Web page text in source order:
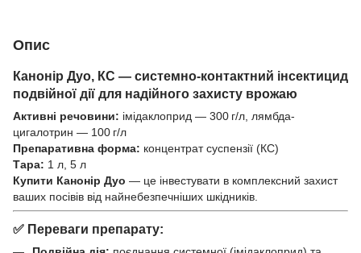
Опис
Канонір Дуо, КС — системно-контактний інсектицид
подвійної дії для надійного захисту врожаю
Активні речовини: імідаклоприд — 300 г/л, лямбда-
цигалотрин — 100 г/л
Препаративна форма: концентрат суспензії (КС)
Тара: 1 л, 5 л
Купити Канонір Дуо — це інвестувати в комплексний захист
ваших посівів від найнебезпечніших шкідників.
✅ Переваги препарату: